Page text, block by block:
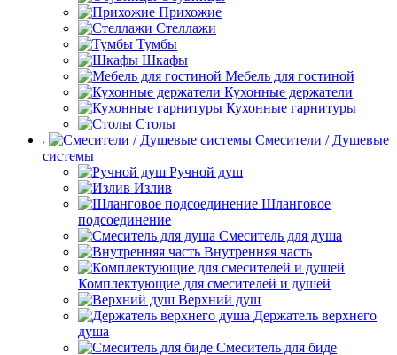
Прихожие
Стеллажи
Тумбы
Шкафы
Мебель для гостиной
Кухонные держатели
Кухонные гарнитуры
Столы
Смесители / Душевые
системы
Ручной душ
Излив
Шланговое
подсоединение
Смеситель для душа
Внутренняя часть
Комплектующие для смесителей и душей
Верхний душ
Держатель верхнего
душа
Смеситель для биде